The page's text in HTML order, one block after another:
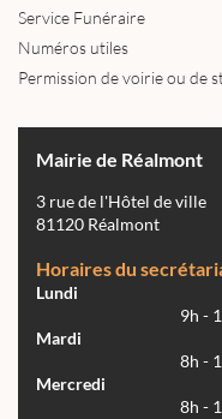
Service Funéraire
Numéros utiles
Permission de voirie ou de
Mairie de Réalmont
3 rue de l'Hôtel de ville
81120 Réalmont
Horaires du
Lundi
9h -
Mardi
8h -
Mercredi
8h -